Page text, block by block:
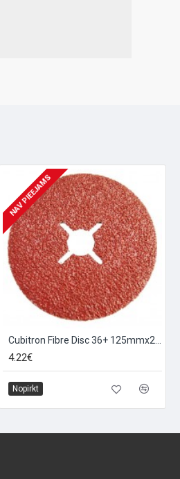
NAV PIEEJAMS
4.22€
Nopirkt